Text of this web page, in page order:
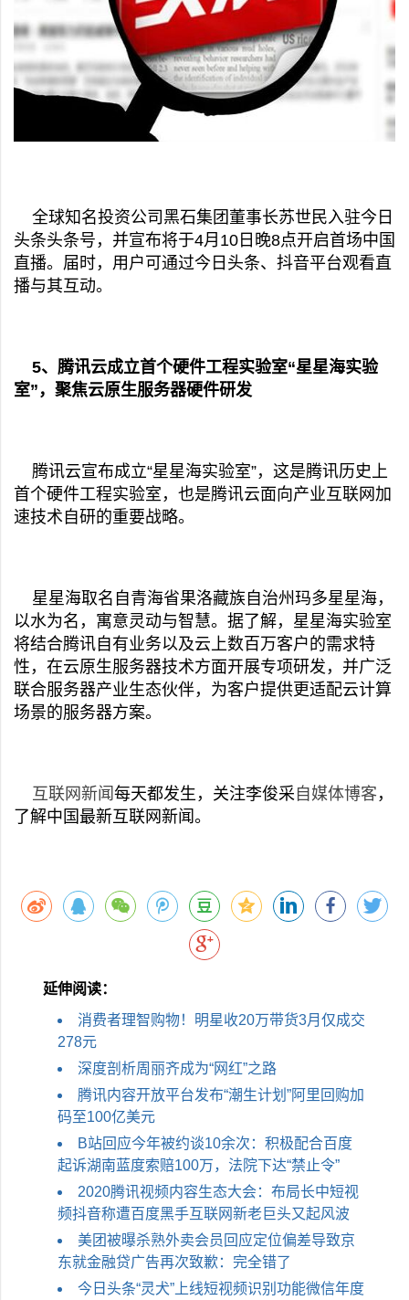
全球知名投资公司黑石集团董事长苏世民入驻今日
头条头条号，并宣布将于4月10日晚8点开启首场中国
直播。届时，用户可通过今日头条、抖音平台观看直
播与其互动。
5、腾讯云成立首个硬件工程实验室“星星海实验
室”，聚焦云原生服务器硬件研发
腾讯云宣布成立“星星海实验室”，这是腾讯历史上
首个硬件工程实验室，也是腾讯云面向产业互联网加
速技术自研的重要战略。
星星海取名自青海省果洛藏族自治州玛多星星海，
以水为名，寓意灵动与智慧。据了解，星星海实验室
将结合腾讯自有业务以及云上数百万客户的需求特
性，在云原生服务器技术方面开展专项研发，并广泛
联合服务器产业生态伙伴，为客户提供更适配云计算
场景的服务器方案。
互联网新闻 每天都发生，关注李俊采 自媒体博客 ，
了解中国最新互联网新闻。
延伸阅读：
消费者理智购物！明星收20万带货3月仅成交
278元
深度剖析周丽齐成为“网红”之路
腾讯内容开放平台发布“潮生计划”阿里回购加
码至100亿美元
B站回应今​年被约谈10余次：积极配合百度
起诉湖南蓝度索赔100万，法院下达“禁止令”
2020腾讯视频内容生态大会：布局长中短视
频抖音称遭百度黑手互联网新老巨头又起风波
美团被曝杀熟外卖会员回应定位偏差导致京
东就金融贷广告再次致歉：完全错了
今日头条“灵犬”上线短视频识别功能微信年度